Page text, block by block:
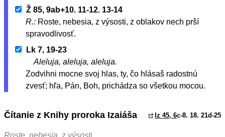
Ž 85, 9ab+10. 11-12. 13-14
R.: Roste, nebesia, z výsosti, z oblakov nech prší
spravodlivosť.
Lk 7, 19-23
Aleluja, aleluja, aleluja.
Zodvihni mocne svoj hlas, ty, čo hlásaš radostnú
zvesť; hľa, Pán, Boh, prichádza so všetkou mocou.
Čítanie z Knihy proroka Izaiáša Iz 45, 6c-8. 18. 21d-25
Roste, nebesia, z výsosti